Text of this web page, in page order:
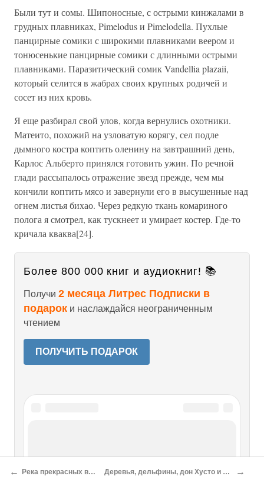
Были тут и сомы. Шипоносные, с острыми кинжалами в
грудных плавниках, Pimelodus и Pimelodella. Пухлые
панцирные сомики с широкими плавниками веером и
тонюсенькие панцирные сомики с длинными острыми
плавниками. Паразитический сомик Vandellia plazaii,
который селится в жабрах своих крупных родичей и
сосет из них кровь.
Я еще разбирал свой улов, когда вернулись охотники.
Матеито, похожий на узловатую корягу, сел подле
дымного костра коптить оленину на завтрашний день,
Карлос Альберто принялся готовить ужин. По речной
глади рассыпалось отражение звезд прежде, чем мы
кончили коптить мясо и завернули его в высушенные над
огнем листья бихао. Через редкую ткань комариного
полога я смотрел, как тускнеет и умирает костер. Где-то
кричала кваква[24].
Более 800 000 книг и аудиокниг! 📚
Получи 2 месяца Литрес Подписки в
подарок и наслаждайся неограниченным
чтением
ПОЛУЧИТЬ ПОДАРОК
Супаи има
← Река прекрасных видений Деревья, дельфины, дон Хусто и Ангостура →